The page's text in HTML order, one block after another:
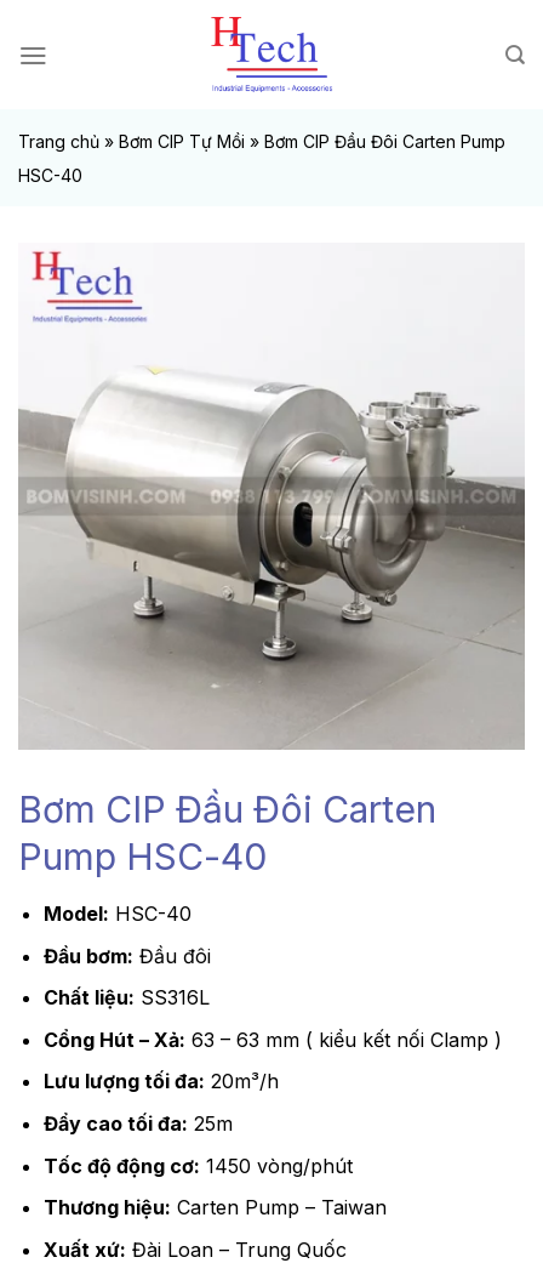
đến
Trang chủ » Bơm CIP Tự Mồi » Bơm CIP Đầu Đôi Carten Pump
HSC-40
Bơm CIP Đầu Đôi Carten
Pump HSC-40
Model: HSC-40
Đầu bơm: Đầu đôi
Chất liệu: SS316L
Cổng Hút – Xả: 63 – 63 mm ( kiểu kết nối Clamp )
Lưu lượng tối đa: 20m³/h
Đẩy cao tối đa: 25m
Tốc độ động cơ: 1450 vòng/phút
Thương hiệu: Carten Pump – Taiwan
Xuất xứ: Đài Loan – Trung Quốc